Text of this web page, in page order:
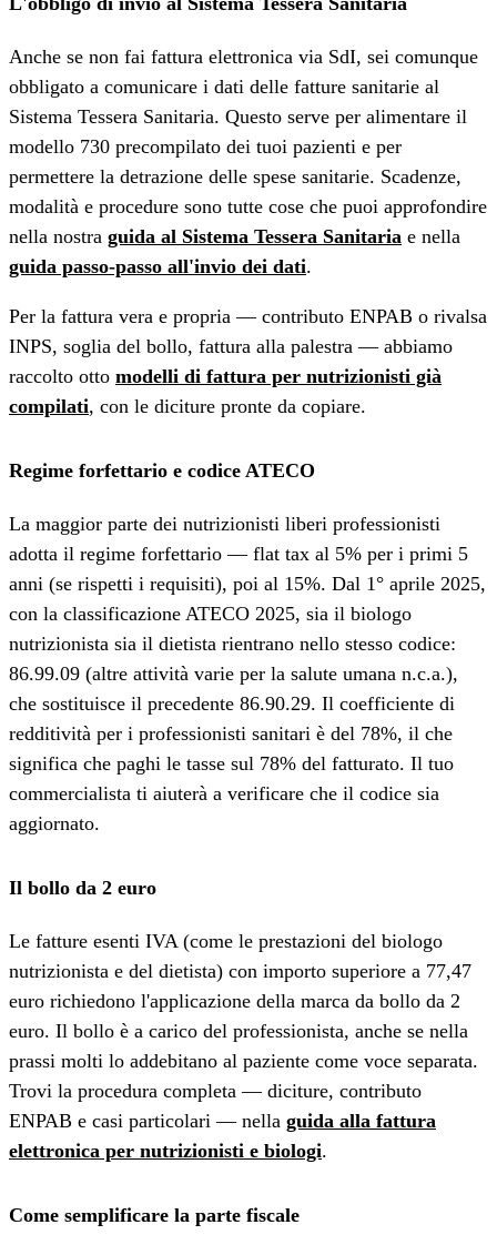
Anche se non fai fattura elettronica via SdI, sei comunque
obbligato a comunicare i dati delle fatture sanitarie al
Sistema Tessera Sanitaria. Questo serve per alimentare il
modello 730 precompilato dei tuoi pazienti e per
permettere la detrazione delle spese sanitarie. Scadenze,
modalità e procedure sono tutte cose che puoi approfondire
nella nostra guida al Sistema Tessera Sanitaria e nella
guida passo-passo all'invio dei dati.
Per la fattura vera e propria — contributo ENPAB o rivalsa
INPS, soglia del bollo, fattura alla palestra — abbiamo
raccolto otto modelli di fattura per nutrizionisti già
compilati, con le diciture pronte da copiare.
Regime forfettario e codice ATECO
La maggior parte dei nutrizionisti liberi professionisti
adotta il regime forfettario — flat tax al 5% per i primi 5
anni (se rispetti i requisiti), poi al 15%. Dal 1° aprile 2025,
con la classificazione ATECO 2025, sia il biologo
nutrizionista sia il dietista rientrano nello stesso codice:
86.99.09 (altre attività varie per la salute umana n.c.a.),
che sostituisce il precedente 86.90.29. Il coefficiente di
redditività per i professionisti sanitari è del 78%, il che
significa che paghi le tasse sul 78% del fatturato. Il tuo
commercialista ti aiuterà a verificare che il codice sia
aggiornato.
Il bollo da 2 euro
Le fatture esenti IVA (come le prestazioni del biologo
nutrizionista e del dietista) con importo superiore a 77,47
euro richiedono l'applicazione della marca da bollo da 2
euro. Il bollo è a carico del professionista, anche se nella
prassi molti lo addebitano al paziente come voce separata.
Trovi la procedura completa — diciture, contributo
ENPAB e casi particolari — nella guida alla fattura
elettronica per nutrizionisti e biologi.
Come semplificare la parte fiscale